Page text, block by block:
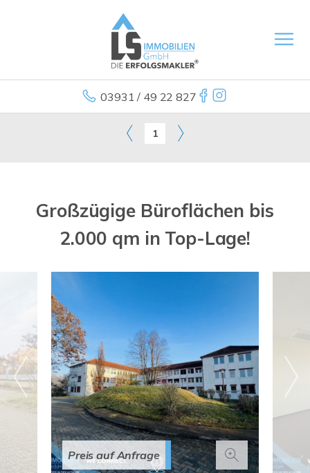
03931 / 49 22 827
1
Großzügige Büroflächen bis
2.000 qm in Top-Lage!
Preis auf Anfrage